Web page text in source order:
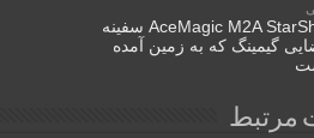
AceMagic M2A StarShip سفینه
گیمینگ که به زمین آمده
مرتبط